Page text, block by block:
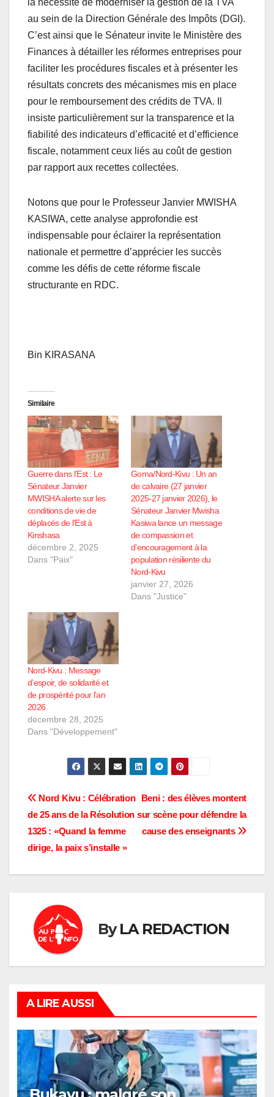
au sein de la Direction Générale des Impôts (DGI).
C’est ainsi que le Sénateur invite le Ministère des
Finances à détailler les réformes entreprises pour
faciliter les procédures fiscales et à présenter les
résultats concrets des mécanismes mis en place
pour le remboursement des crédits de TVA. Il
insiste particulièrement sur la transparence et la
fiabilité des indicateurs d’efficacité et d’efficience
fiscale, notamment ceux liés au coût de gestion
par rapport aux recettes collectées.
Notons que pour le Professeur Janvier MWISHA
KASIWA, cette analyse approfondie est
indispensable pour éclairer la représentation
nationale et permettre d’apprécier les succès
comme les défis de cette réforme fiscale
structurante en RDC.
Bin KIRASANA
Similaire
Guerre dans l’Est : Le
Sénateur Janvier
MWISHA alerte sur les
conditions de vie de
déplacés de l’Est à
Kinshasa
décembre 2, 2025
Dans "Paix"
Goma/Nord-Kivu : Un an
de calvaire (27 janvier
2025-27 janvier 2026), le
Sénateur Janvier Mwisha
Kasiwa lance un message
de compassion et
d’encouragement à la
population résiliente du
Nord-Kivu
janvier 27, 2026
Dans "Justice"
Nord-Kivu : Message
d’espoir, de solidarité et
de prospérité pour l’an
2026
décembre 28, 2025
Dans "Développement"
Navigation
de
l’article
Beni : des élèves montent
sur scène pour défendre la
cause des enseignants
Nord Kivu : Célébration
de 25 ans de la Résolution
1325 : «Quand la femme
dirige, la paix s’installe »
ByLA REDACTION
A LIRE AUSSI